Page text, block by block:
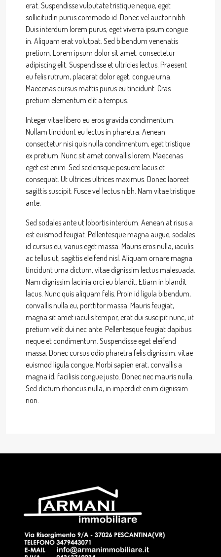
erat. Suspendisse vulputate tristique neque, eget
sollicitudin purus commodo id. Donec vel auctor nibh.
Duis interdum lorem purus, eget viverra ipsum congue
in. Aliquam erat volutpat. Sed bibendum venenatis
pretium. Lorem ipsum dolor sit amet, consectetur
adipiscing elit. Suspendisse et ultricies lectus. Praesent
eu felis rutrum, placerat dolor eget, congue urna.
Maecenas cursus mattis purus eu tincidunt. Cras
pretium elementum elit a tempus.
Integer vitae libero eu eros gravida condimentum.
Nullam tincidunt eu lectus in pharetra. Aenean
consectetur nisi quis nulla condimentum, eget tristique
ex pretium. Nunc sit amet convallis lorem. Maecenas
eget est enim. Sed scelerisque posuere lacus et
consequat. Ut ultrices ultrices maximus. Donec laoreet
sagittis suscipit. Fusce vel lectus nibh. Nam vitae tristique
ante.
Sed sodales ante ut lobortis interdum. Aenean at risus a
est euismod feugiat. Pellentesque magna augue, sodales
id cursus eu, varius eget massa. Mauris eros nulla, iaculis
ac tellus ut, sagittis eleifend nisl. Aliquam ornare magna
tincidunt urna dictum, vitae dignissim lectus malesuada.
Nam dignissim lacinia orci eu blandit. Etiam in blandit
lacus. Nunc quis aliquam felis. Proin id ligula bibendum,
convallis nulla eu, porttitor massa. Mauris feugiat,
magna sit amet iaculis tempor, erat dui suscipit nunc, ut
pretium velit dui nec ante. Pellentesque feugiat dapibus
neque et condimentum. Suspendisse eget eleifend
massa. Donec cursus odio pharetra felis dignissim, vitae
euismod ligula congue. Morbi sapien erat, convallis a
magna id, facilisis congue justo. Donec nec mauris nulla.
Sed dictum rhoncus nulla, in imperdiet enim dignissim
non.